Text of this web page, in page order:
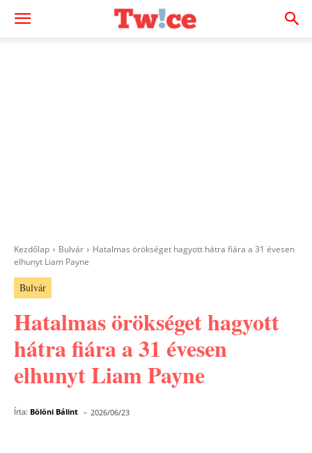
Kezdőlap Bulvár
Hatalmas örökséget hagyott hátra fiára a 31 évesen
elhunyt Liam Payne
Bulvár
Hatalmas örökséget hagyott
hátra fiára a 31 évesen
elhunyt Liam Payne
Írta: Bölöni Bálint - 2026/06/23